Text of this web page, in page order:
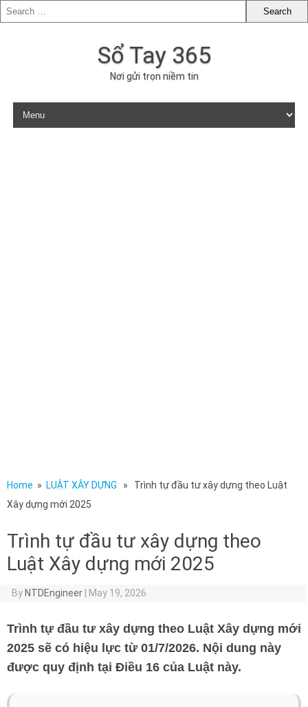
Sổ Tay 365
Nơi gửi trọn niềm tin
Skip to content
Home » LUẬT XÂY DỰNG » Trình tự đầu tư xây dựng theo Luật
Xây dựng mới 2025
Trình tự đầu tư xây dựng theo
Luật Xây dựng mới 2025
ByNTDEngineer | May 19, 2026
Trình tự đầu tư xây dựng theo Luật Xây dựng mới
2025 sẽ có hiệu lực từ 01/7/2026. Nội dung này
được quy định tại Điều 16 của Luật này.